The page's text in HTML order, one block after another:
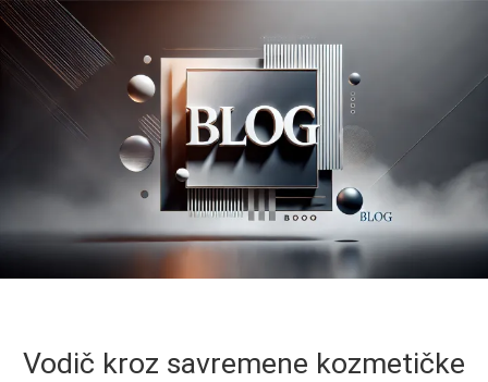
Vodič kroz savremene kozmetičke